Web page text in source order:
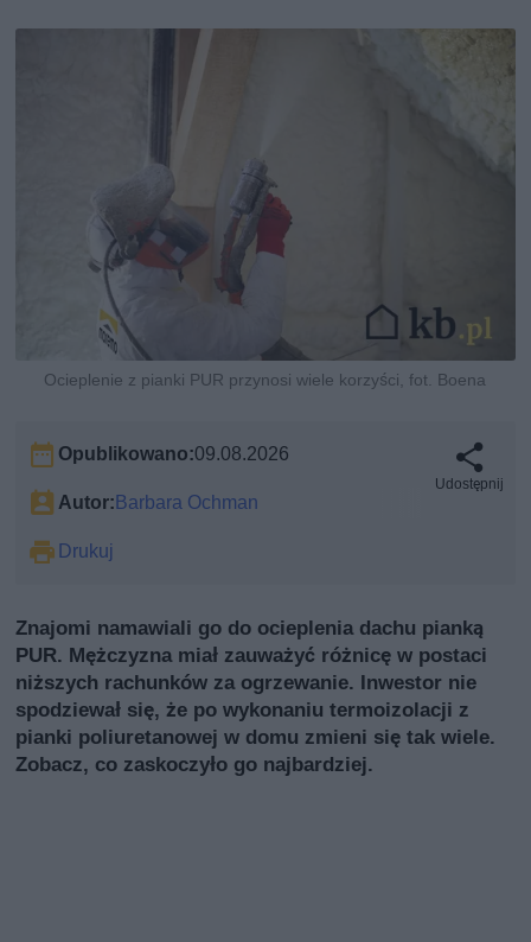
Ocieplenie z pianki PUR przynosi wiele korzyści, fot. Boena
Opublikowano:09.08.2026
Autor: Barbara Ochman
Drukuj
Udostępnij
Znajomi namawiali go do ocieplenia dachu pianką
PUR. Mężczyzna miał zauważyć różnicę w postaci
niższych rachunków za ogrzewanie. Inwestor nie
spodziewał się, że po wykonaniu termoizolacji z
pianki poliuretanowej w domu zmieni się tak wiele.
Zobacz, co zaskoczyło go najbardziej.